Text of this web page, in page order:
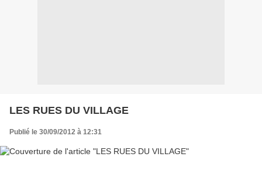
LES RUES DU VILLAGE
Publié le 30/09/2012 à 12:31